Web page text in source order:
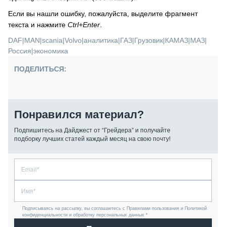
Если вы нашли ошибку, пожалуйста, выделите фрагмент
текста и нажмите Ctrl+Enter
DAF|MAN|scania|Volvo|аналитика|ГАЗ|Грузовик|КАМАЗ|МАЗ|
Россия|экономика
ПОДЕЛИТЬСЯ:
Понравился материал?
Подпишитесь на Дайджест от “Грейдера” и получайте
подборку лучших статей каждый месяц на свою почту!
Подписываясь на рассылку, вы соглашаетесь с Правилами пользования и Политикой
конфиденциальности и обработку персональных данных *